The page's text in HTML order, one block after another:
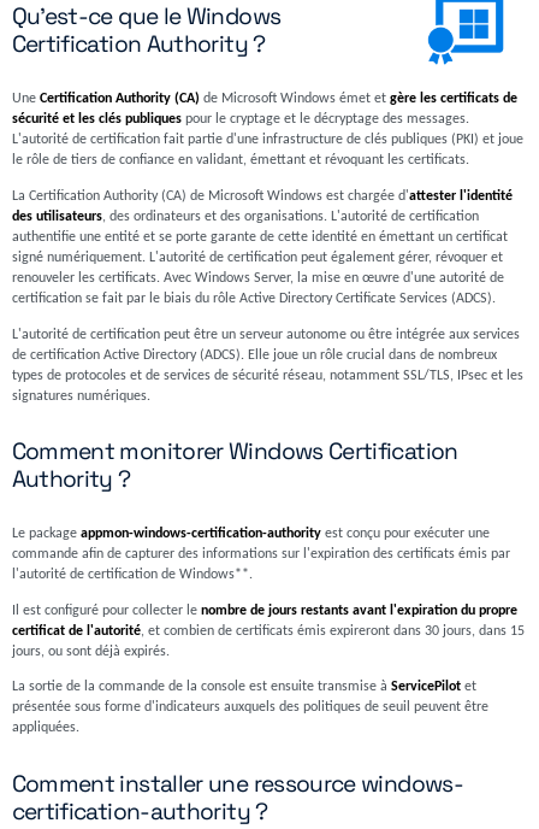
Qu'est-ce que le Windows
Certification Authority ?
Une Certification Authority (CA) de Microsoft Windows émet et gère les certificats de
sécurité et les clés publiquespour le cryptage et le décryptage des messages.
L'autorité de certification fait partie d'une infrastructure de clés publiques (PKI) et joue
le rôle de tiers de confiance en validant, émettant et révoquant les certificats.
La Certification Authority (CA) de Microsoft Windows est chargée d'attester l'identité
des utilisateurs, des ordinateurs et des organisations. L'autorité de certification
authentifie une entité et se porte garante de cette identité en émettant un certificat
signé numériquement. L'autorité de certification peut également gérer, révoquer et
renouveler les certificats. Avec Windows Server, la mise en œuvre d'une autorité de
certification se fait par le biais du rôle Active Directory Certificate Services (ADCS).
L'autorité de certification peut être un serveur autonome ou être intégrée aux services
de certification Active Directory (ADCS). Elle joue un rôle crucial dans de nombreux
types de protocoles et de services de sécurité réseau, notamment SSL/TLS, IPsec et les
signatures numériques.
Comment monitorer Windows Certification
Authority ?
Le package appmon-windows-certification-authorityest conçu pour exécuter une
commande afin de capturer des informations sur l'expiration des certificats émis par
l'autorité de certification de Windows**.
Il est configuré pour collecter le nombre de jours restants avant l'expiration du propre
certificat de l'autorité, et combien de certificats émis expireront dans 30 jours, dans 15
jours, ou sont déjà expirés.
La sortie de la commande de la console est ensuite transmise à ServicePilotet
présentée sous forme d'indicateurs auxquels des politiques de seuil peuvent être
appliquées.
Comment installer une ressource windows-
certification-authority ?